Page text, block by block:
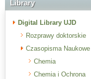
Library
Digital Library UJD
Rozprawy doktorskie
Czasopisma Naukowe
Chemia
Chemia i Ochrona